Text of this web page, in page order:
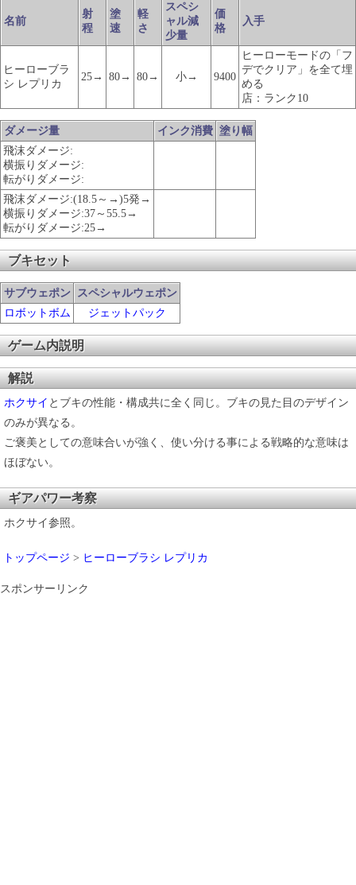
名前
射
程
塗
速
軽
さ
スペシ
ャル減
少量
価
格
入手
ヒーローブラ
シ レプリカ
25→ 80→ 80→ 小→ 9400
ヒーローモードの「フ
デでクリア」を全て埋
める
店：ランク10
ダメージ量 インク消費 塗り幅
飛沫ダメージ:
横振りダメージ:
転がりダメージ:
飛沫ダメージ:(18.5～→)5発→
横振りダメージ:37～55.5→
転がりダメージ:25→
ブキセット
サブウェポン
スペシャルウェポン
ロボットボム
ジェットパック
ゲーム内説明
解説
ホクサイ とブキの性能・構成共に全く同じ。ブキの見た目のデザイン
のみが異なる。
ご褒美としての意味合いが強く、使い分ける事による戦略的な意味は
ほぼない。
ギアパワー考察
ホクサイ参照。
トップページ > ヒーローブラシ レプリカ
スポンサーリンク